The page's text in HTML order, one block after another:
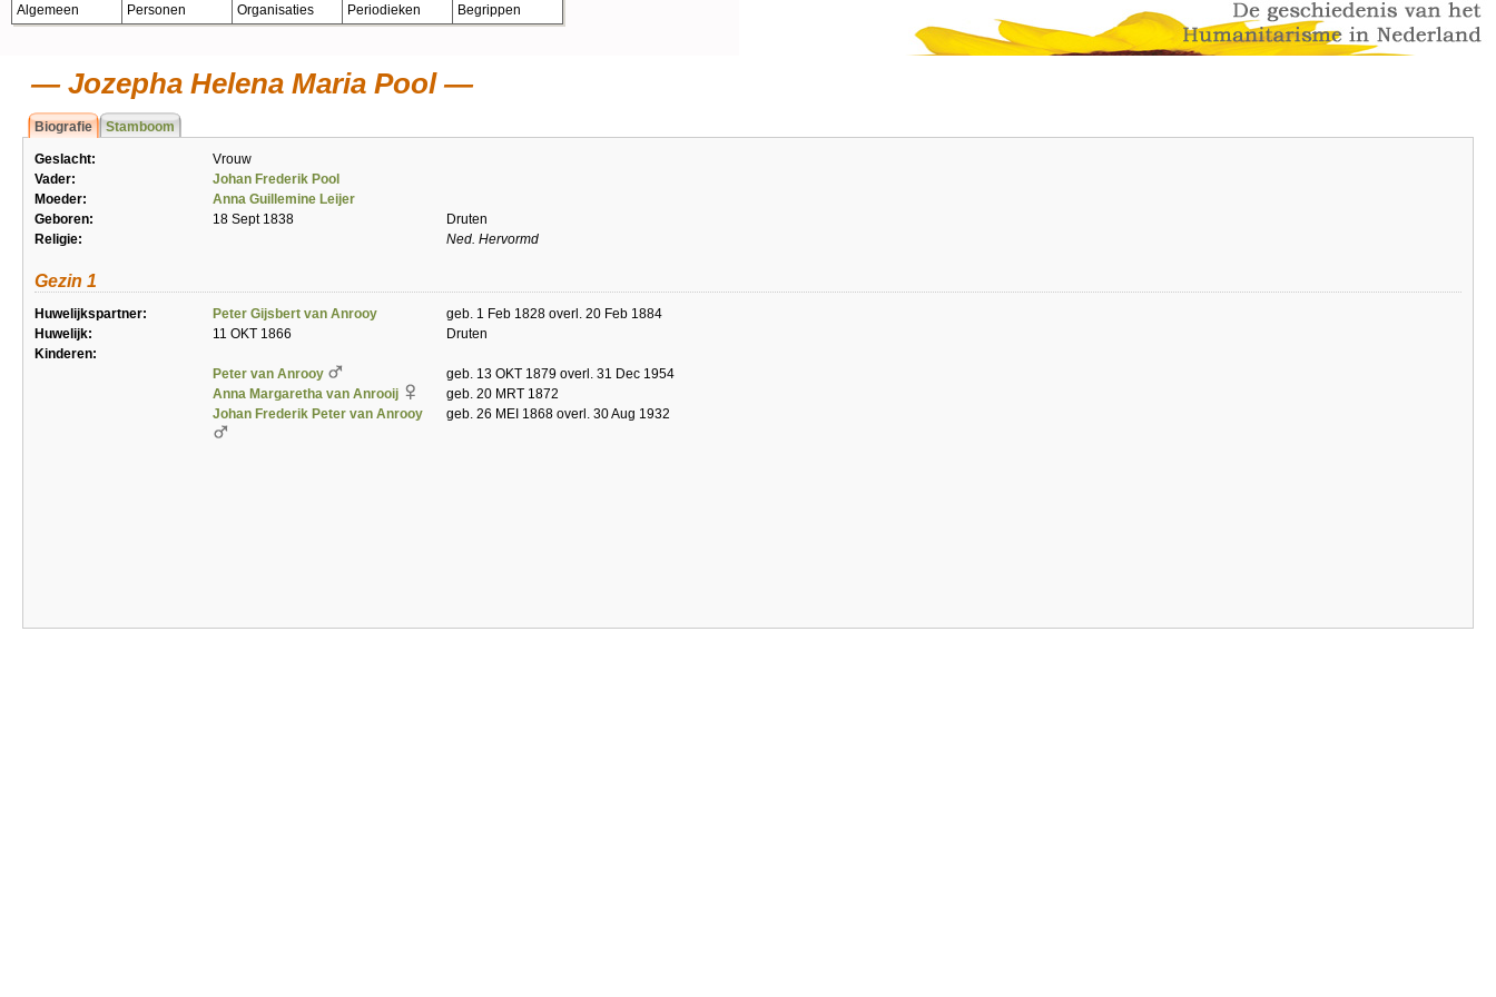
Algemeen Personen Organisaties Periodieken Begrippen
Jozepha Helena Maria Pool
Biografie Stamboom
Geslacht:
Vrouw
Vader:
Johan Frederik Pool
Moeder:
Anna Guillemine Leijer
Geboren:
18 Sept 1838
Druten
Religie:
Ned. Hervormd
Gezin 1
Huwelijkspartner: Peter Gijsbert van Anrooy
geb. 1 Feb 1828 overl. 20 Feb 1884
Huwelijk:
11 OKT 1866
Druten
Kinderen:
Peter van Anrooy
geb. 13 OKT 1879 overl. 31 Dec 1954
Anna Margaretha van Anrooij
geb. 20 MRT 1872
Johan Frederik Peter van Anrooy
geb. 26 MEI 1868 overl. 30 Aug 1932